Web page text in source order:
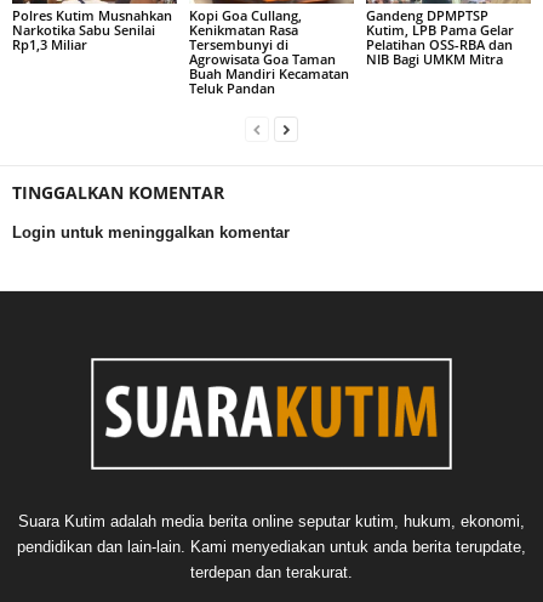
Polres Kutim Musnahkan
Narkotika Sabu Senilai
Rp1,3 Miliar
Kopi Goa Cullang,
Kenikmatan Rasa
Tersembunyi di
Agrowisata Goa Taman
Buah Mandiri Kecamatan
Teluk Pandan
Gandeng DPMPTSP
Kutim, LPB Pama Gelar
Pelatihan OSS-RBA dan
NIB Bagi UMKM Mitra
TINGGALKAN KOMENTAR
Login untuk meninggalkan komentar
Suara Kutim adalah media berita online seputar kutim, hukum, ekonomi,
pendidikan dan lain-lain. Kami menyediakan untuk anda berita terupdate,
terdepan dan terakurat.